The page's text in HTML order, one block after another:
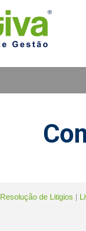
Resolução de Litigios |